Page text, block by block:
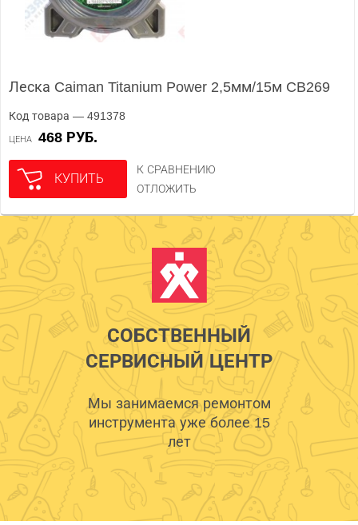
Леска Caiman Titanium Power 2,5мм/15м CB269
Код товара — 491378
ЦЕНА 468 РУБ.
КУПИТЬ
К СРАВНЕНИЮ
ОТЛОЖИТЬ
СОБСТВЕННЫЙ
СЕРВИСНЫЙ ЦЕНТР
Мы занимаемся ремонтом
инструмента уже более 15
лет